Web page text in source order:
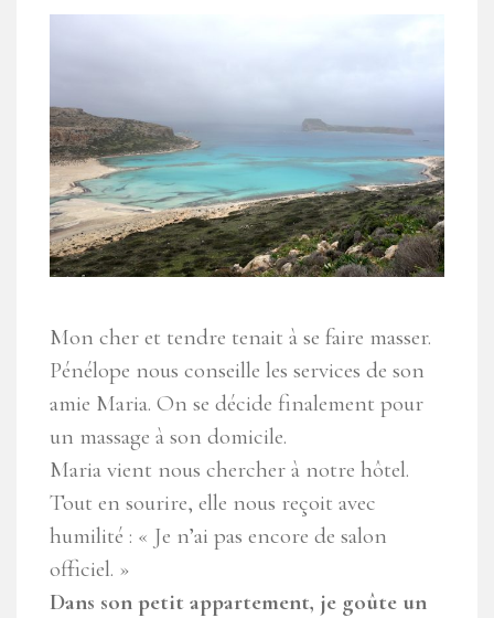
Mon cher et tendre tenait à se faire masser.
Pénélope nous conseille les services de son
amie Maria. On se décide finalement pour
un massage à son domicile.
Maria vient nous chercher à notre hôtel.
Tout en sourire, elle nous reçoit avec
humilité : « Je n’ai pas encore de salon
officiel. »
Dans son petit appartement, je goûte un